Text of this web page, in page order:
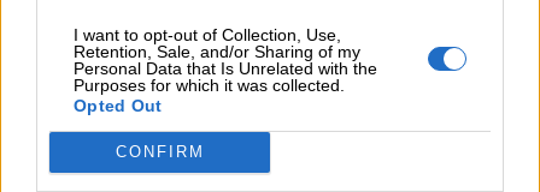
I want to opt-out of Collection, Use,
Retention, Sale, and/or Sharing of my
Personal Data that Is Unrelated with the
Purposes for which it was collected.
Opted Out
CONFIRM